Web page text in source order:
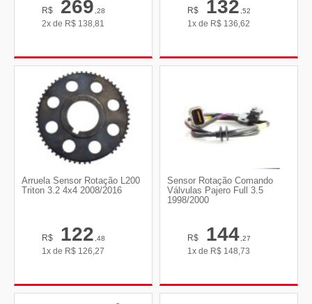
R$ 269,28
2x de R$ 138,81
R$ 132,52
1x de R$ 136,62
Arruela Sensor Rotação L200
Triton 3.2 4x4 2008/2016
R$ 122,48
1x de R$ 126,27
Sensor Rotação Comando
Válvulas Pajero Full 3.5
1998/2000
R$ 144,27
1x de R$ 148,73